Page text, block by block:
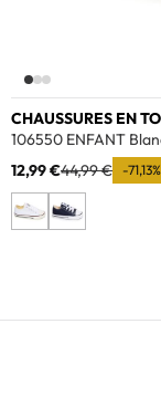
CHAUSSURES EN
106550 ENFANT
12,99 €44,99 € -71,13%